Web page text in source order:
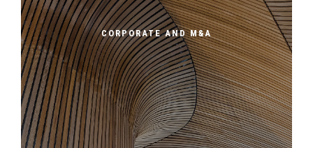
CORPORATE AND M&A